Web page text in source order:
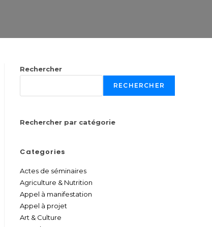
Rechercher
RECHERCHER
Rechercher par catégorie
Categories
Actes de séminaires
Agriculture & Nutrition
Appel à manifestation
Appel à projet
Art & Culture